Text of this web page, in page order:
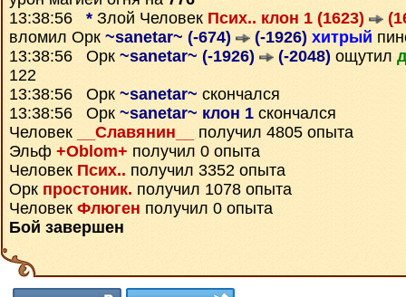
13:38:56 * Злой Человек Псих.. клон 1 (1623)
вломил Орк ~sanetar~ (-674) (-1926) хитрый
13:38:56 Орк ~sanetar~ (-1926) (-2048) ощутил
122
13:38:56 Орк ~sanetar~ скончался
13:38:56 Орк ~sanetar~ клон 1 скончался
Человек
__Славянин__
получил 4805 опыта
Эльф +Oblom+ получил 0 опыта
Человек Псих.. получил 3352 опыта
Орк простоник. получил 1078 опыта
Человек Флюген получил 0 опыта
Бой завершен